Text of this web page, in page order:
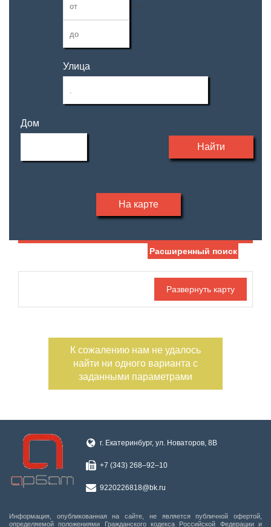
—
Улица
Дом
Найти
На карте
Тип гаража
Погреб
Смотровая яма
Расширенный поиск
К сожалению нам не удалось
найти ни одного варианта с
заданными параметрами
г. Екатеринбург, ул. Новаторов, 8В
+7 (343) 268‒92‒10
9220226818@bk.ru
Информация, опубликованная на сайте, не является публичной офертой,
определяемой положениями Гражданского кодекса Российской Федерации и